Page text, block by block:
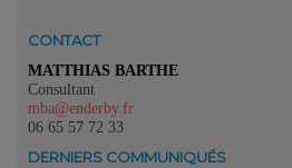
CONTACT
MATTHIAS BARTHE
Consultant
mba@enderby.fr
06 65 57 72 33
DERNIERS COMMUNIQUÉS